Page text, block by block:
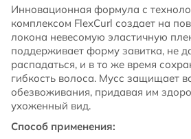
Инновационная формула с
комплексом FlexCurl создает на
локона невесомую эластичную
поддерживает форму завитка, не
распадаться, и в то же время
гибкость волоса. Мусс защищает
обезвоживания, придавая им
ухоженный вид.
Способ применения: